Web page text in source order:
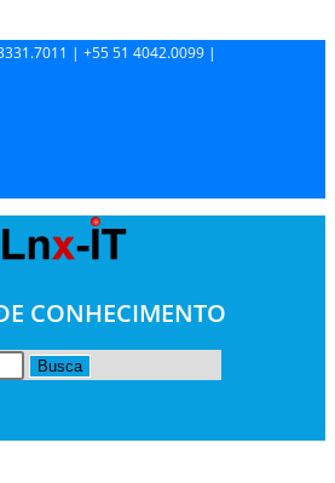
| +55 51 4042.0099 |
CONHECIMENTO
Busca